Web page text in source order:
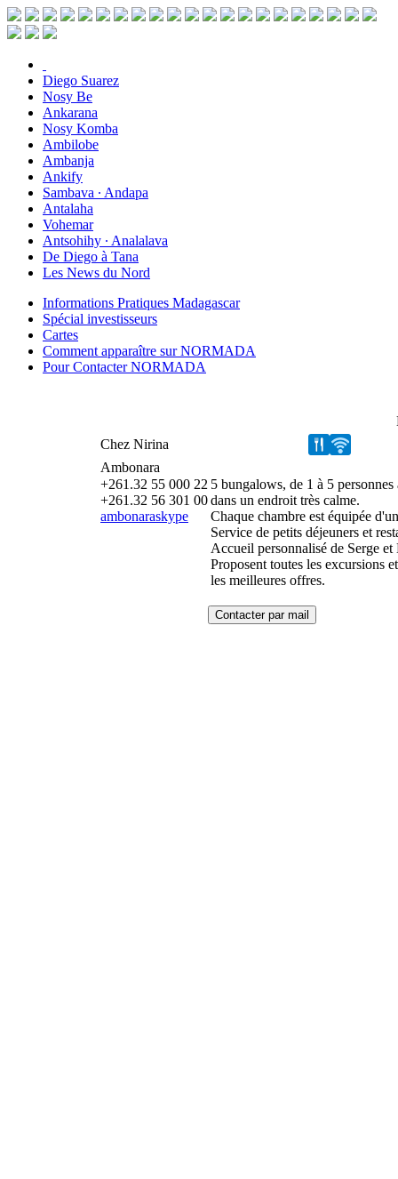
Diego Suarez
Nosy Be
Ankarana
Nosy Komba
Ambilobe
Ambanja
Ankify
Sambava ∙ Andapa
Antalaha
Vohemar
Antsohihy ∙ Analalava
De Diego à Tana
Les News du Nord
Informations Pratiques Madagascar
Spécial investisseurs
Cartes
Comment apparaître sur NORMADA
Pour Contacter NORMADA
Chez Nirina
Ambonara
+261.32 55 000 22
+261.32 56 301 00
ambonaraskype
5 bungalows, de 1 à 5
dans un endroit très calme.
Chaque chambre est équipée
Service de petits déjeuners et
Accueil personnalisé de Serge
Proposent toutes les excursions
les meilleures offres.